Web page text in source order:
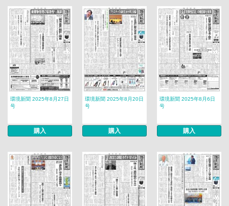
環境新聞 2025年8月27日
号
購入
環境新聞 2025年8月20日
号
購入
環境新聞 2025年8月6日
号
購入